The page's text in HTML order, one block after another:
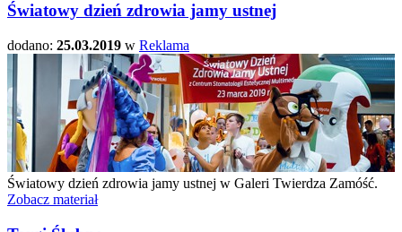
Światowy dzień zdrowia jamy ustnej
dodano: 25.03.2019 w Reklama
Światowy dzień zdrowia jamy ustnej w Galeri Twierdza Zamóść.
Zobacz materiał